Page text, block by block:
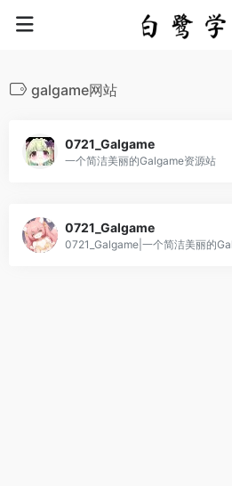
galgame网站
0721_Galgame
一个简洁美丽的Galgame资源站
0721_Galgame
0721_Galgame|一个简洁美丽的